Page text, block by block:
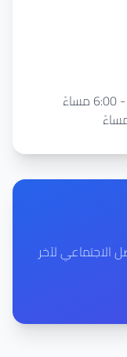
الاجتماعي لآخر